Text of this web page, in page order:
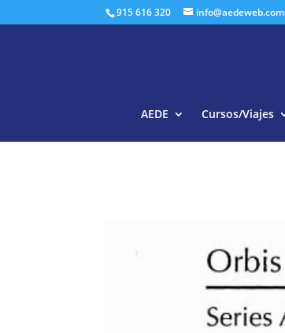
915 616 320 info@aedeweb.com
AEDE Cursos/Viajes